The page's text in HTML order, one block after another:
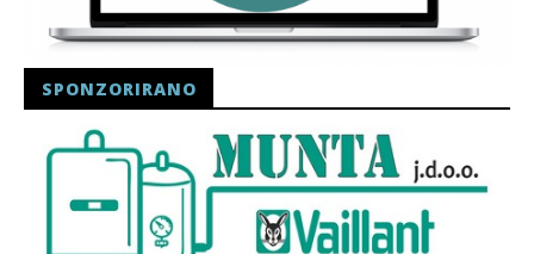
SPONZORIRANO